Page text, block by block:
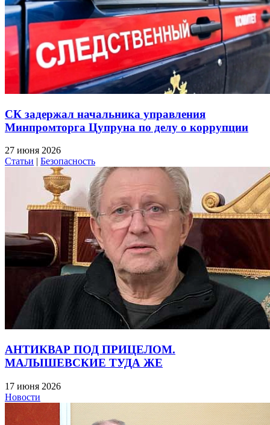
СК задержал начальника управления
Минпромторга Цупруна по делу о коррупции
27 июня 2026
Статьи | Безопасность
АНТИКВАР ПОД ПРИЦЕЛОМ.
МАЛЫШЕВСКИЕ ТУДА ЖЕ
17 июня 2026
Новости